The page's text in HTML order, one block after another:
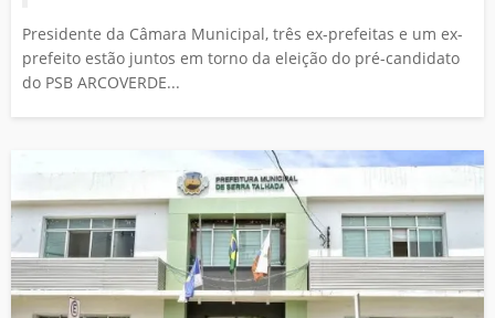
Presidente da Câmara Municipal, três ex-prefeitas e um ex-
prefeito estão juntos em torno da eleição do pré-candidato
do PSB ARCOVERDE...